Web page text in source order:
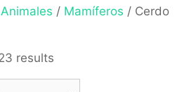
Animales / Mamíferos / Cerdo
results